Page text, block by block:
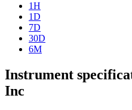
1H
1D
7D
30D
6M
Instrument
Inc